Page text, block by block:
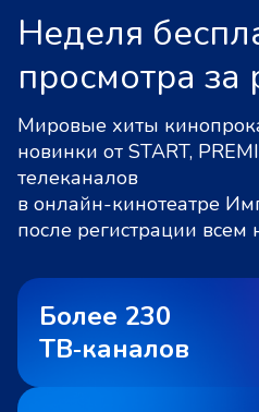
Неделя
просмотра за
Мировые хиты
новинки от START,
телеканалов
в онлайн-кинотеатре
после регистрации
Более 230
ТВ‑каналов